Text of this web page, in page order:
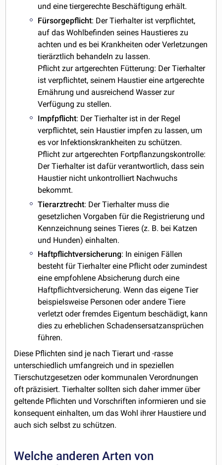
und eine tiergerechte Beschäftigung erhält.
Fürsorgepflicht: Der Tierhalter ist verpflichtet,
auf das Wohlbefinden seines Haustieres zu
achten und es bei Krankheiten oder Verletzungen
tierärztlich behandeln zu lassen.
Pflicht zur artgerechten Fütterung: Der Tierhalter
ist verpflichtet, seinem Haustier eine artgerechte
Ernährung und ausreichend Wasser zur
Verfügung zu stellen.
Impfpflicht: Der Tierhalter ist in der Regel
verpflichtet, sein Haustier impfen zu lassen, um
es vor Infektionskrankheiten zu schützen.
Pflicht zur artgerechten Fortpflanzungskontrolle:
Der Tierhalter ist dafür verantwortlich, dass sein
Haustier nicht unkontrolliert Nachwuchs
bekommt.
Tierarztrecht: Der Tierhalter muss die
gesetzlichen Vorgaben für die Registrierung und
Kennzeichnung seines Tieres (z. B. bei Katzen
und Hunden) einhalten.
Haftpflichtversicherung: In einigen Fällen
besteht für Tierhalter eine Pflicht oder zumindest
eine empfohlene Absicherung durch eine
Haftpflichtversicherung. Wenn das eigene Tier
beispielsweise Personen oder andere Tiere
verletzt oder fremdes Eigentum beschädigt, kann
dies zu erheblichen Schadensersatzansprüchen
führen.
Diese Pflichten sind je nach Tierart und -rasse
unterschiedlich umfangreich und in speziellen
Tierschutzgesetzen oder kommunalen Verordnungen
oft präzisiert. Tierhalter sollten sich daher immer über
geltende Pflichten und Vorschriften informieren und sie
konsequent einhalten, um das Wohl ihrer Haustiere und
auch sich selbst zu schützen.
Welche anderen Arten von